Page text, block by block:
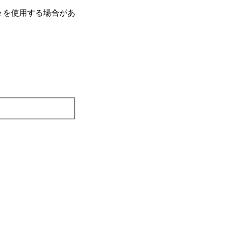
使⽤する場合があ